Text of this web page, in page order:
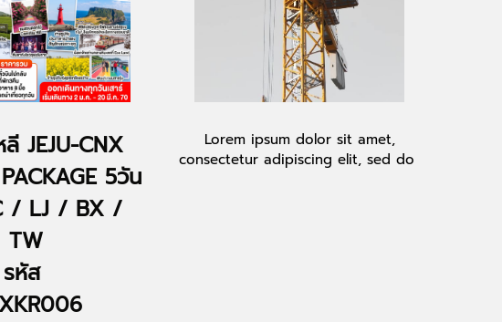
ลี JEJU-CNX
5วัน
/ LJ / BX /
TW
รหัส
Lorem ipsum dolor sit amet,
consectetur adipiscing elit, sed do